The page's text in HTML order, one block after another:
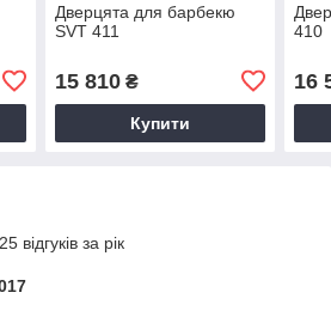
Дверцята для барбекю
SVT 411
15 810₴
Купити
410
16
відгуків за рік